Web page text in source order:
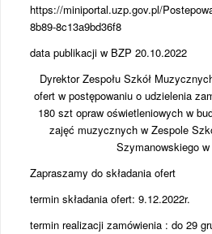
https://miniportal.uzp.gov.pl/
8b89-8c13a9bd36f8
data publikacji w BZP 20.10.2022
Dyrektor Zespołu Szkół
ofert w postępowaniu o udzielenia
180 szt opraw oświetleniowych w
zajęć muzycznych w Zespole
Szymanowskiego w
Zapraszamy do składania ofert
termin składania ofert: 9.12.2022r.
termin realizacji zamówienia : do 29